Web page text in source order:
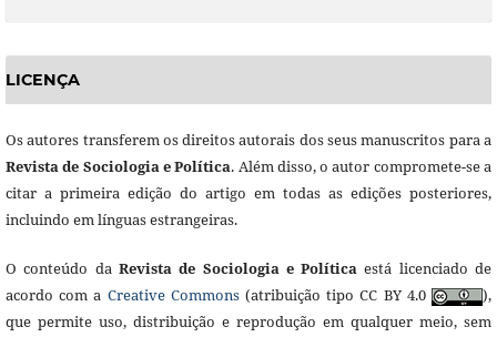
LICENÇA
Os autores transferem os direitos autorais dos seus manuscritos para a
Revista de Sociologia e Política. Além disso, o autor compromete-se a
citar a primeira edição do artigo em todas as edições posteriores,
incluindo em línguas estrangeiras.
O conteúdo da Revista de Sociologia e Política está licenciado de
acordo com a Creative Commons(atribuição tipo CC BY 4.0
),
que permite uso, distribuição e reprodução em qualquer meio, sem